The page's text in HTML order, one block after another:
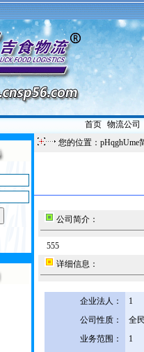
首页| 物流公司
您的位置：pHqghUme
公司简介：
555
详细信息：
企业法人：
1
公司性质：
全
业务范围：
1